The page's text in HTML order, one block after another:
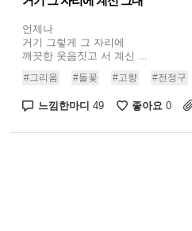
언제나
거기 그렇게 그 자리에
깨끗한 웃음짓고 서 계신 ...
#그리움 #들꽃 #고향 #전정구
느낌한마디 49 좋아요 0